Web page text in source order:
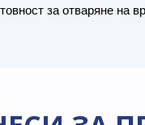
за отваряне на